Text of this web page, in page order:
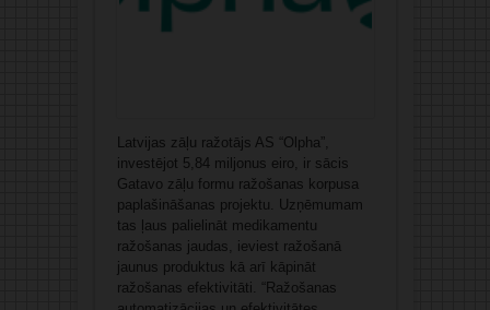
Latvijas zāļu ražotājs AS “Olpha”,
investējot 5,84 miljonus eiro, ir sācis
Gatavo zāļu formu ražošanas korpusa
paplašināšanas projektu. Uzņēmumam
tas ļaus palielināt medikamentu
ražošanas jaudas, ieviest ražošanā
jaunus produktus kā arī kāpināt
ražošanas efektivitāti. “Ražošanas